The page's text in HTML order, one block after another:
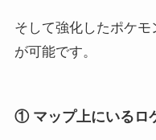
そして強化したポケ
が可能です。
① マップ上にいるロ